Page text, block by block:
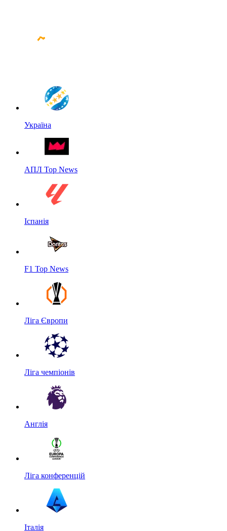
Україна
АПЛ Top News
Іспанія
F1 Top News
Ліга Європи
Ліга чемпіонів
Англія
Ліга конференцій
Італія